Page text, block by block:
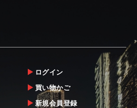
ログイン
買い物かご
新規会員登録